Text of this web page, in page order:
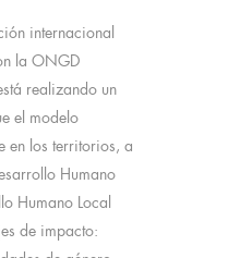
internacional
la ONGD
realizando un
el modelo
en los territorios, a
Humano
Humano Local
de impacto: